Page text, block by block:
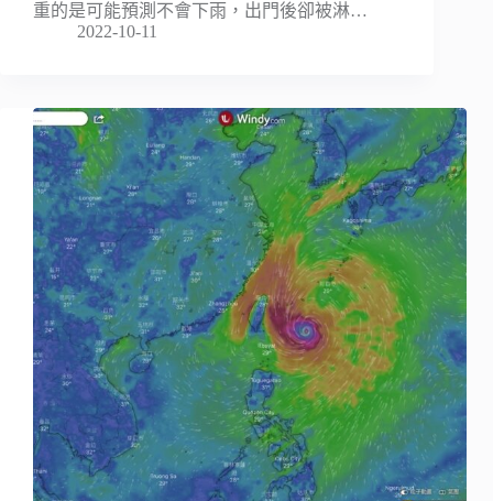
重的是可能預測不會下雨，出門後卻被淋…
2022-10-11